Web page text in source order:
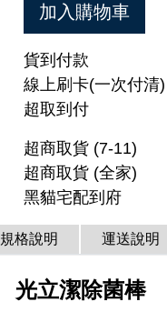
加入購物車
貨到付款
線上刷卡(一次付清)
超取到付
超商取貨 (7-11)
超商取貨 (全家)
黑貓宅配到府
規格說明 運送說明
光立潔除菌棒